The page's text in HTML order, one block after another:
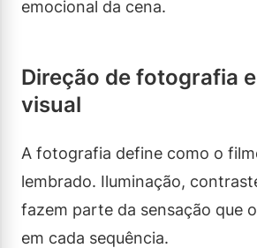
emocional da cena.
Direção de fotografia
visual
A fotografia define como o
lembrado. Iluminação,
fazem parte da sensação que
em cada sequência.